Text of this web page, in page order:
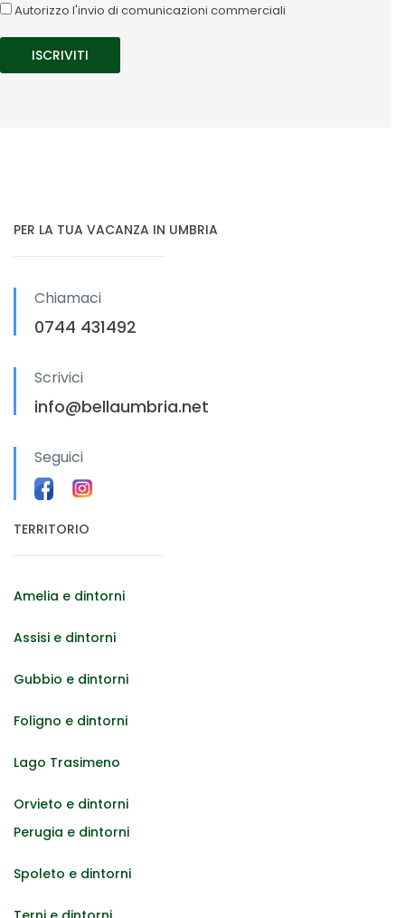
Autorizzo l'invio di comunicazioni commerciali
PER LA TUA VACANZA IN UMBRIA
Chiamaci
0744 431492
Scrivici
info@bellaumbria.net
Seguici
TERRITORIO
Amelia e dintorni
Assisi e dintorni
Gubbio e dintorni
Foligno e dintorni
Lago Trasimeno
Orvieto e dintorni
Perugia e dintorni
Spoleto e dintorni